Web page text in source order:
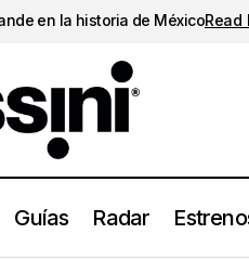
en la historia de MéxicoRead
Guías Radar